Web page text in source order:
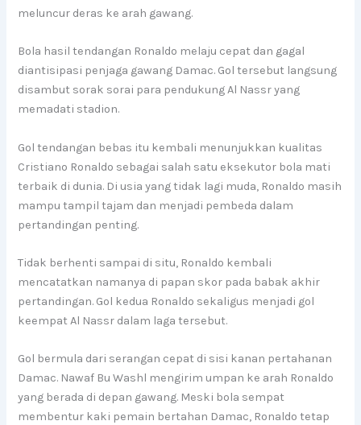
meluncur deras ke arah gawang.
Bola hasil tendangan Ronaldo melaju cepat dan gagal
diantisipasi penjaga gawang Damac. Gol tersebut langsung
disambut sorak sorai para pendukung Al Nassr yang
memadati stadion.
Gol tendangan bebas itu kembali menunjukkan kualitas
Cristiano Ronaldo sebagai salah satu eksekutor bola mati
terbaik di dunia. Di usia yang tidak lagi muda, Ronaldo masih
mampu tampil tajam dan menjadi pembeda dalam
pertandingan penting.
Tidak berhenti sampai di situ, Ronaldo kembali
mencatatkan namanya di papan skor pada babak akhir
pertandingan. Gol kedua Ronaldo sekaligus menjadi gol
keempat Al Nassr dalam laga tersebut.
Gol bermula dari serangan cepat di sisi kanan pertahanan
Damac. Nawaf Bu Washl mengirim umpan ke arah Ronaldo
yang berada di depan gawang. Meski bola sempat
membentur kaki pemain bertahan Damac, Ronaldo tetap